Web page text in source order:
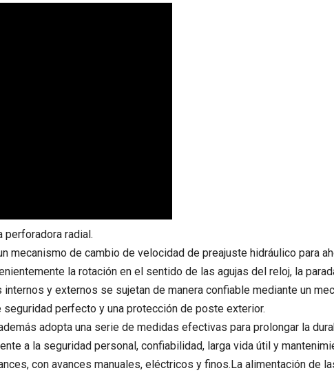
perforadora radial.
mecanismo de cambio de velocidad de preajuste hidráulico para
la rotación en el sentido de las agujas del reloj, la
y externos se sujetan de manera confiable mediante un
perfecto y una protección de poste exterior.
adopta una serie de medidas efectivas para prolongar la
a la seguridad personal, confiabilidad, larga vida útil y
con avances manuales, eléctricos y finos.La alimentación de